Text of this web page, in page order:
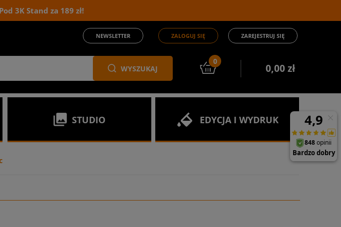
3K Stand za 189 zł!
NEWSLETTER ZALOGUJ SIĘ ZAREJESTRUJ SIĘ
WYSZUKAJ
0
0,00 zł
STUDIO EDYCJA I WYDRUK